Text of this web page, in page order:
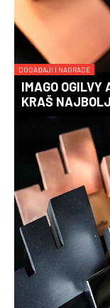
DOGAĐAJI I NAGRADE
IMAGO
KRAŠ